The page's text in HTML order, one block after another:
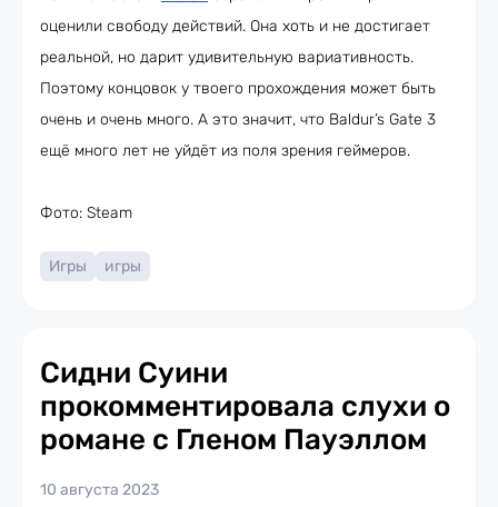
оценили свободу действий. Она хоть и не достигает
реальной, но дарит удивительную вариативность.
Поэтому концовок у твоего прохождения может быть
очень и очень много. А это значит, что Baldur’s Gate 3
ещё много лет не уйдёт из поля зрения геймеров.
Фото: Steam
Игры игры
Сидни Суини
прокомментировала слухи о
романе с Гленом Пауэллом
10 августа 2023